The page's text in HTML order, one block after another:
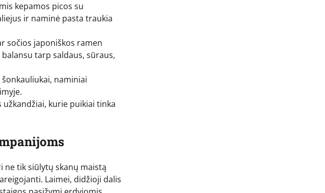
kepamos picos su
ir naminė pasta traukia
sočios japoniškos ramen
tarp saldaus, sūraus,
naminiai
kurie puikiai tinka
ne tik siūlytų skanų maistą
Laimei, didžioji dalis